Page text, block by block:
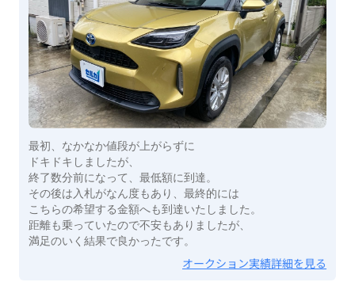
最初、なかなか値段が上がらずに
ドキドキしましたが、
終了数分前になって、最低額に到達。
その後は入札がなん度もあり、最終的には
こちらの希望する金額へも到達いたしました。
距離も乗っていたので不安もありましたが、
満足のいく結果で良かったです。
オークション実績詳細を見る